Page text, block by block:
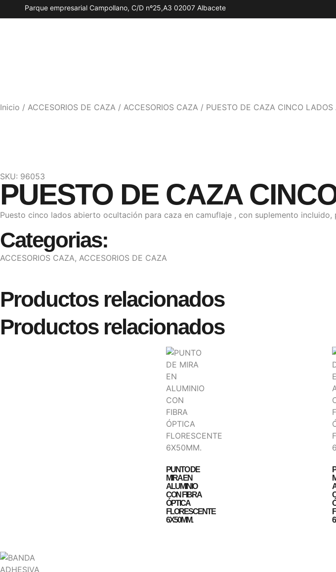
Parque empresarial Campollano, C/D nº25,A3 02007 Albacete
Inicio / ACCESORIOS DE CAZA / ACCESORIOS CAZA / PUESTO DE CAZA CINCO LADOS
SKU: 96053
PUESTO DE CAZA
Puesto cinco lados abierto ocultación para caza en camuflaje , con suplemento
Categorias:
ACCESORIOS CAZA, ACCESORIOS DE CAZA
Productos relacionados
Productos relacionados
PUNTO DE
MIRA EN
ALUMINIO
CON FIBRA
ÓPTICA
FLORESCENTE
6X50MM.